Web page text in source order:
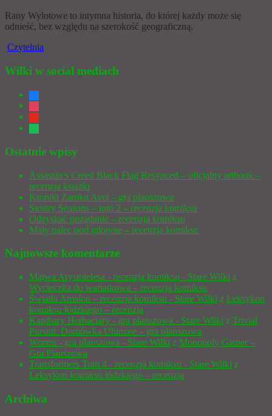
Rany Wylotowe to intymna historia, do której każdy może się
odnieść, bez względu na szerokość geograficzną.
Czytelnia
Wilki w social mediach
facebook
instagram
youtube
spotify
Ostatnie wpisy
Assassin’s Creed Black Flag Resynced – oficjalny artbook –
recenzja książki
Kroniki Zamku Avel – gra planszowa
Siostry Seasons – tom 2 – recenzja komiksu
Odzyskać pożądanie – recenzja komiksu
Mały palec pod gilotynę – recenzja komiksu
Najnowsze komentarze
Mątwa Arystotelesa - recenzja komiksu - Stare Wilki z
Wycieczka do wariatkowa – recenzja komiksu
Światła Amalou – recenzja komiksu - Stare Wilki z Leksykon
komiksu łódzkiego – recenzja
Kapibary Herbaciary - gra planszowa - Stare Wilki z Trivial
Pursuit: Domówka Ultimate – gra planszowa
Worms - gra planszowa - Stare Wilki z Monopoly Gamer –
Gra Planszowa
Transformers Tom 4 - recenzja komiksu - Stare Wilki z
Leksykon komiksu łódzkiego – recenzja
Archiwa